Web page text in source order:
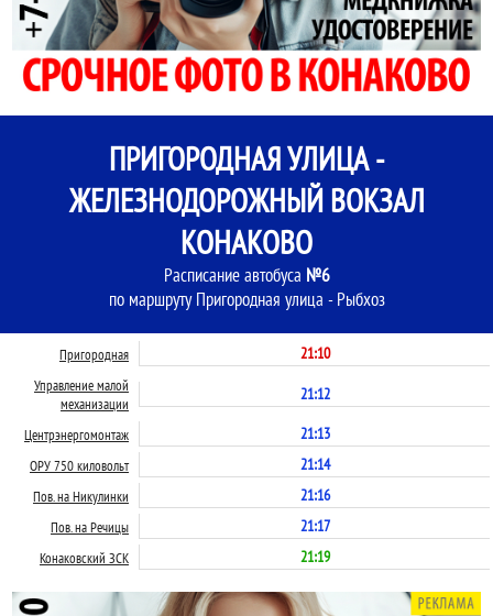
ПРИГОРОДНАЯ УЛИЦА -
ЖЕЛЕЗНОДОРОЖНЫЙ ВОКЗАЛ
КОНАКОВО
Расписание автобуса №6
по маршруту Пригородная улица - Рыбхоз
Пригородная 21:10
Управление малой
механизации
21:12
Центрэнергомонтаж 21:13
ОРУ 750 киловольт 21:14
Пов. на Никулинки 21:16
Пов. на Речицы 21:17
Конаковский ЗСК 21:19